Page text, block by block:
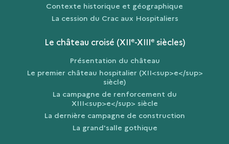
Contexte historique et géographique
La cession du Crac aux Hospitaliers
Le château croisé (XIIe-XIIIesiècles)
Présentation du château
Le premier château hospitalier (XII<sup>e</sup>
siècle)
La campagne de renforcement du
XIII<sup>e</sup> siècle
La dernière campagne de construction
La grand'salle gothique